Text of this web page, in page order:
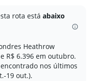
rota está abaixo
Heathrow
R$ 6.396 em outubro.
nos últimos
19 out.).